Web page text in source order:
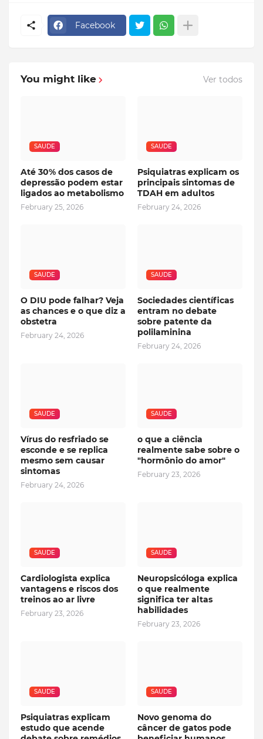
Facebook
You might like Ver todos
SAUDE
Até 30% dos casos de
depressão podem estar
ligados ao metabolismo
February 25, 2026
SAUDE
Psiquiatras explicam os
principais sintomas de
TDAH em adultos
February 24, 2026
SAUDE
O DIU pode falhar? Veja
as chances e o que diz a
obstetra
February 24, 2026
SAUDE
Sociedades científicas
entram no debate
sobre patente da
polilaminina
February 24, 2026
SAUDE
Vírus do resfriado se
esconde e se replica
mesmo sem causar
sintomas
February 24, 2026
SAUDE
o que a ciência
realmente sabe sobre o
"hormônio do amor"
February 23, 2026
SAUDE
Cardiologista explica
vantagens e riscos dos
treinos ao ar livre
February 23, 2026
SAUDE
Neuropsicóloga explica
o que realmente
significa ter altas
habilidades
February 23, 2026
SAUDE
Psiquiatras explicam
estudo que acende
SAUDE
Novo genoma do
câncer de gatos pode